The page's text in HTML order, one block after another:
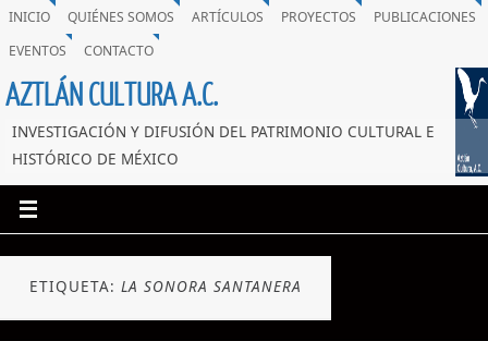
INICIO QUIÉNES SOMOS ARTÍCULOS PROYECTOS
PUBLICACIONES
EVENTOS
CONTACTO
AZTLÁN CULTURA A.C.
INVESTIGACIÓN Y DIFUSIÓN DEL PATRIMONIO CULTURAL E
HISTÓRICO DE MÉXICO
ETIQUETA: LA SONORA SANTANERA